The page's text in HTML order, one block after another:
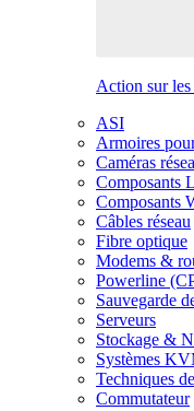
Action sur les
ASI
Armoires
Caméras
Composants
Composants
Câbles réseau
Fibre optique
Modems &
Powerline
Sauvegarde
Serveurs
Stockage &
Systèmes
Techniques
Commutateur